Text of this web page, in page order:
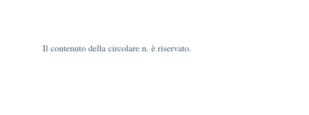
Il contenuto della circolare n. è riservato.